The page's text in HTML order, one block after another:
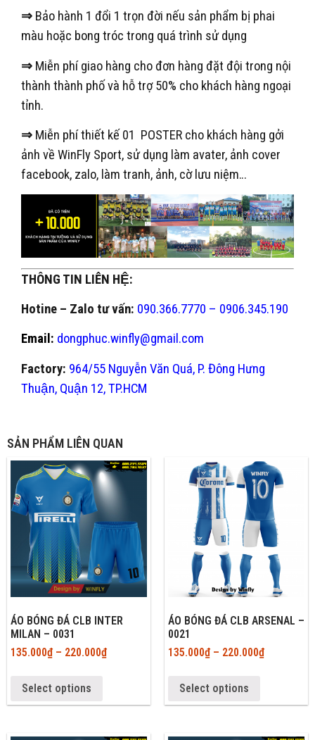
⇒ Bảo hành 1 đổi 1 trọn đời nếu sản phẩm bị phai
màu hoặc bong tróc trong quá trình sử dụng
⇒ Miễn phí giao hàng cho đơn hàng đặt đội trong nội
thành thành phố và hỗ trợ 50% cho khách hàng ngoại
tỉnh.
⇒ Miễn phí thiết kế 01 POSTER cho khách hàng gởi
ảnh về WinFly Sport, sử dụng làm avater, ảnh cover
facebook, zalo, làm tranh, ảnh, cờ lưu niệm…
THÔNG TIN LIÊN HỆ:
Hotine – Zalo tư vấn: 090.366.7770 – 0906.345.190
Email: dongphuc.winfly@gmail.com
Factory: 964/55 Nguyễn Văn Quá, P. Đông Hưng
Thuận, Quận 12, TP.HCM
SẢN PHẨM LIÊN QUAN
ÁO BÓNG ĐÁ CLB INTER
MILAN – 0031
135.000₫– 220.000₫
Select options
ÁO BÓNG ĐÁ CLB ARSENAL –
0021
135.000₫– 220.000₫
Select options